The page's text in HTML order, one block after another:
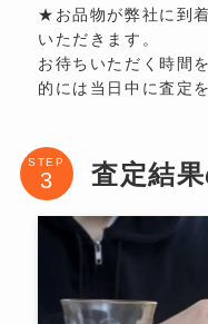
★お品物が弊社に到
いただきます。
お待ちいただく時間
的には当日中に査定
STEP 査定結